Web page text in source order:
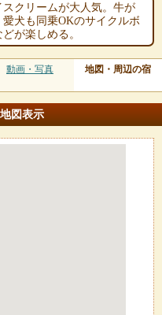
クリームが大人気。牛が
犬も同乗OKのサイクルボ
が楽しめる。
動画・写真 地図・周辺の宿
地図表示